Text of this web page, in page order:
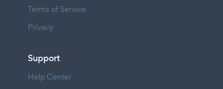
Terms of Service
Privacy
Support
Help Center